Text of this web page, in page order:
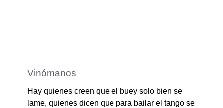
Vinómanos
Hay quienes creen que el buey solo bien se
lame, quienes dicen que para bailar el tango se